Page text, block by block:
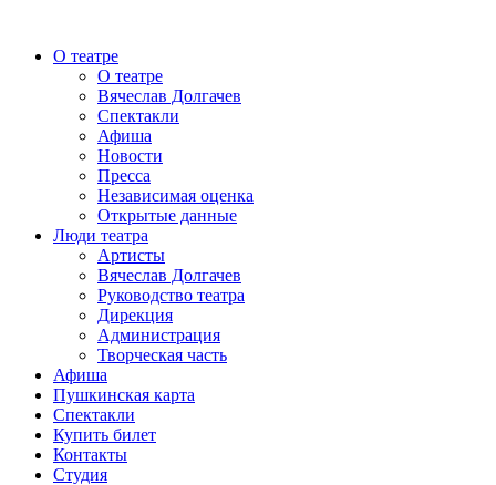
О театре
О театре
Вячеслав Долгачев
Спектакли
Афиша
Новости
Пресса
Независимая оценка
Открытые данные
Люди театра
Артисты
Вячеслав Долгачев
Руководство театра
Дирекция
Администрация
Творческая часть
Афиша
Пушкинская карта
Спектакли
Купить билет
Контакты
Студия